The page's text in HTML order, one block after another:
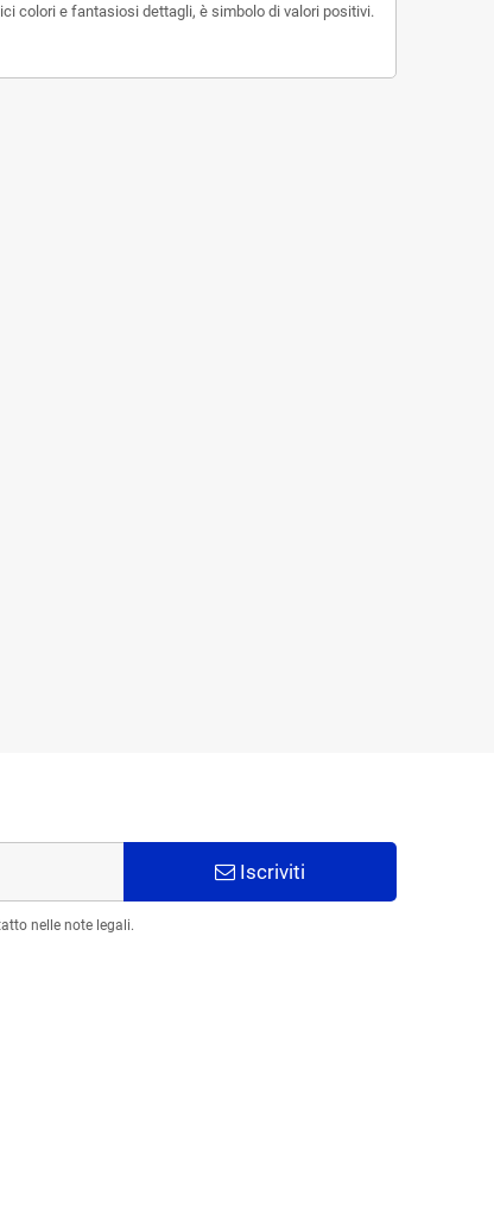
colori e fantasiosi dettagli, è simbolo di valori positivi.
Iscriviti
nelle note legali.